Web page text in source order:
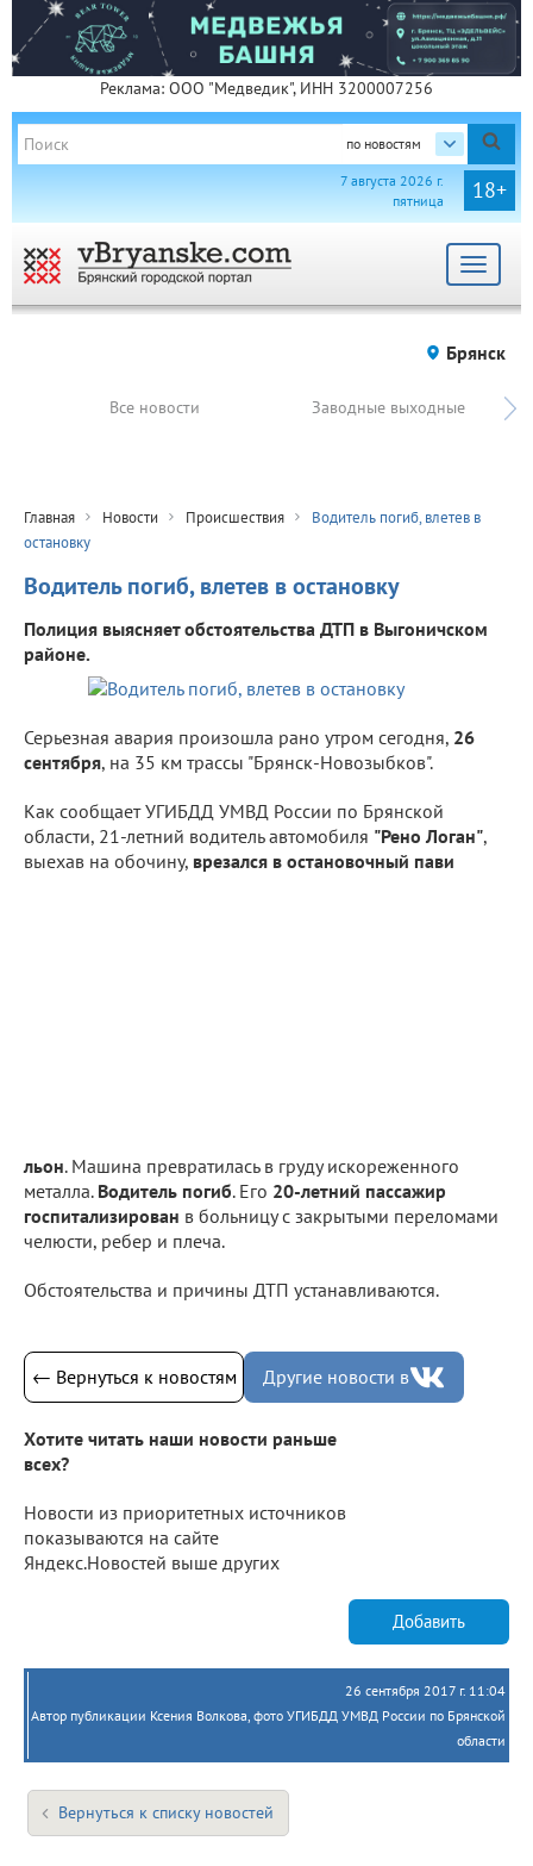
Реклама: ООО "Медведик", ИНН 3200007256
по новостям
18+
7 августа 2026 г.
пятница
Toggle
Брянск
Все новости Заводные выходные
Главная Новости Происшествия
Водитель погиб, влетев в
остановку
Водитель погиб, влетев в остановку
Полиция выясняет обстоятельства ДТП в Выгоничском
районе.
Серьезная авария произошла рано утром сегодня, 26
сентября, на 35 км трассы "Брянск-Новозыбков".
Как сообщает УГИБДД УМВД России по Брянской
области, 21-летний водитель автомобиля "Рено Логан",
выехав на обочину, врезался в остановочный пави
льон. Машина превратилась в груду искореженного
металла. Водитель погиб. Его 20-летний пассажир
госпитализирован в больницу с закрытыми переломами
челюсти, ребер и плеча.
Обстоятельства и причины ДТП устанавливаются.
← Вернуться к новостям Другие новости в
Хотите читать наши новости раньше
всех?
Новости из приоритетных источников
показываются на сайте
Яндекс.Новостей выше других
Добавить
26 сентября 2017 г. 11:04
Автор публикации Ксения Волкова, фото УГИБДД УМВД России по Брянской
области
Вернуться к списку новостей